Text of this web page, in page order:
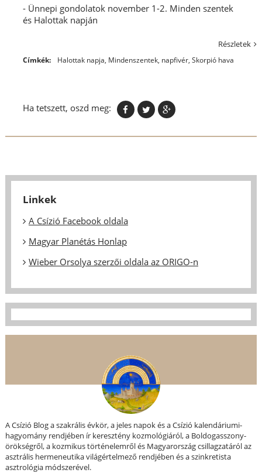
- Ünnepi gondolatok november 1-2. Minden szentek
és Halottak napján
Részletek
Címkék: Halottak napja, Mindenszentek, napfivér, Skorpió hava
Ha tetszett, oszd meg:
Linkek
A Csízió Facebook oldala
Magyar Planétás Honlap
Wieber Orsolya szerzői oldala az ORIGO-n
A Csízió Blog a szakrális évkör, a jeles napok és a Csízió kalendáriumi-
hagyomány rendjében ír keresztény kozmológiáról, a Boldogasszony-
örökségről, a kozmikus történelemről és Magyarország csillagzatáról az
asztrális hermeneutika világértelmező rendjében és a szinkretista
asztrológia módszerével.